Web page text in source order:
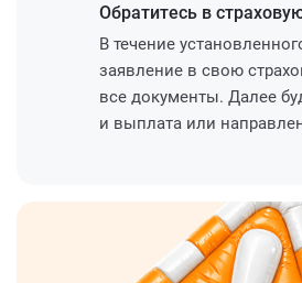
Обратитесь в
В течение
заявление в свою
все документы. Далее
и выплата или